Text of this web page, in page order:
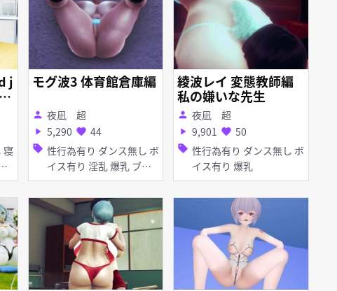
j
モグ波3 体育館倉庫編
person 夜凪 超
play_arrow 5,290 favorite 44
sell 性行為有り ダンス無し ボ
イス有り 淫乱 爆乳 ブル
マ・体操着 お漏らし・潮
吹き 顔射 種付けプレス
手コキ フェラ 乱交
綾波レイ 変態教師編
私の嫌いな先生
person 夜凪 超
play_arrow 9,901 favorite 50
sell 性行為有り ダンス無し ボ
イス有り 爆乳